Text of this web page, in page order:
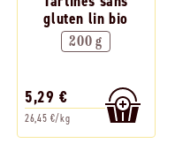
gluten lin bio
200 g
5,29 €
26,45 €/kg